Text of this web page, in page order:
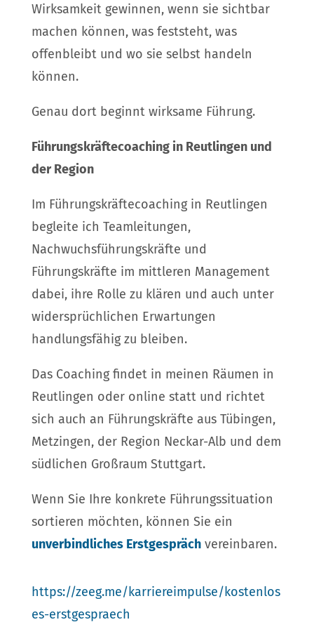
Wirksamkeit gewinnen, wenn sie sichtbar
machen können, was feststeht, was
offenbleibt und wo sie selbst handeln
können.
Genau dort beginnt wirksame Führung.
Führungskräftecoaching in Reutlingen und
der Region
Im Führungskräftecoaching in Reutlingen
begleite ich Teamleitungen,
Nachwuchsführungskräfte und
Führungskräfte im mittleren Management
dabei, ihre Rolle zu klären und auch unter
widersprüchlichen Erwartungen
handlungsfähig zu bleiben.
Das Coaching findet in meinen Räumen in
Reutlingen oder online statt und richtet
sich auch an Führungskräfte aus Tübingen,
Metzingen, der Region Neckar-Alb und dem
südlichen Großraum Stuttgart.
Wenn Sie Ihre konkrete Führungssituation
sortieren möchten, können Sie ein
unverbindliches Erstgesprächvereinbaren.
https://zeeg.me/karriereimpulse/kostenlos
es-erstgespraech